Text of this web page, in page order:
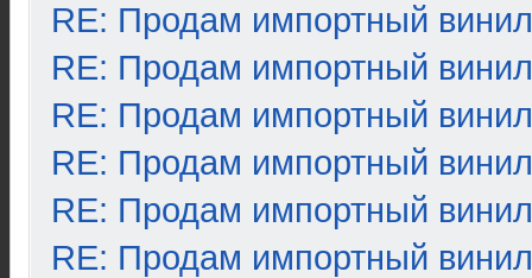
RE: Продам импортный винил
RE: Продам импортный винил
RE: Продам импортный винил
RE: Продам импортный винил
RE: Продам импортный винил
RE: Продам импортный винил